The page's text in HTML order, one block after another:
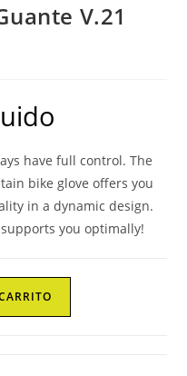
V.21
have full control. The
bike glove offers you
in a dynamic design.
you optimally!